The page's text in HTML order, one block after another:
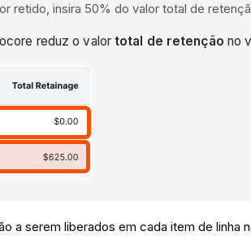
retido, insira 50% do valor total de
reduz o valortotal de retenção no
a serem liberados em cada item de linha